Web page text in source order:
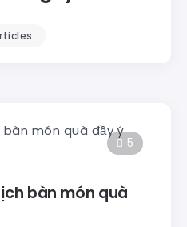
5
bàn món quà